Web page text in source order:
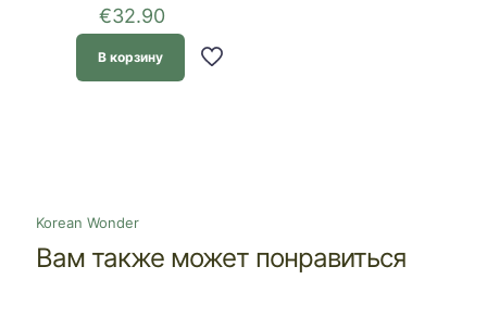
€32.90
В корзину
Korean Wonder
Вам также может понравиться